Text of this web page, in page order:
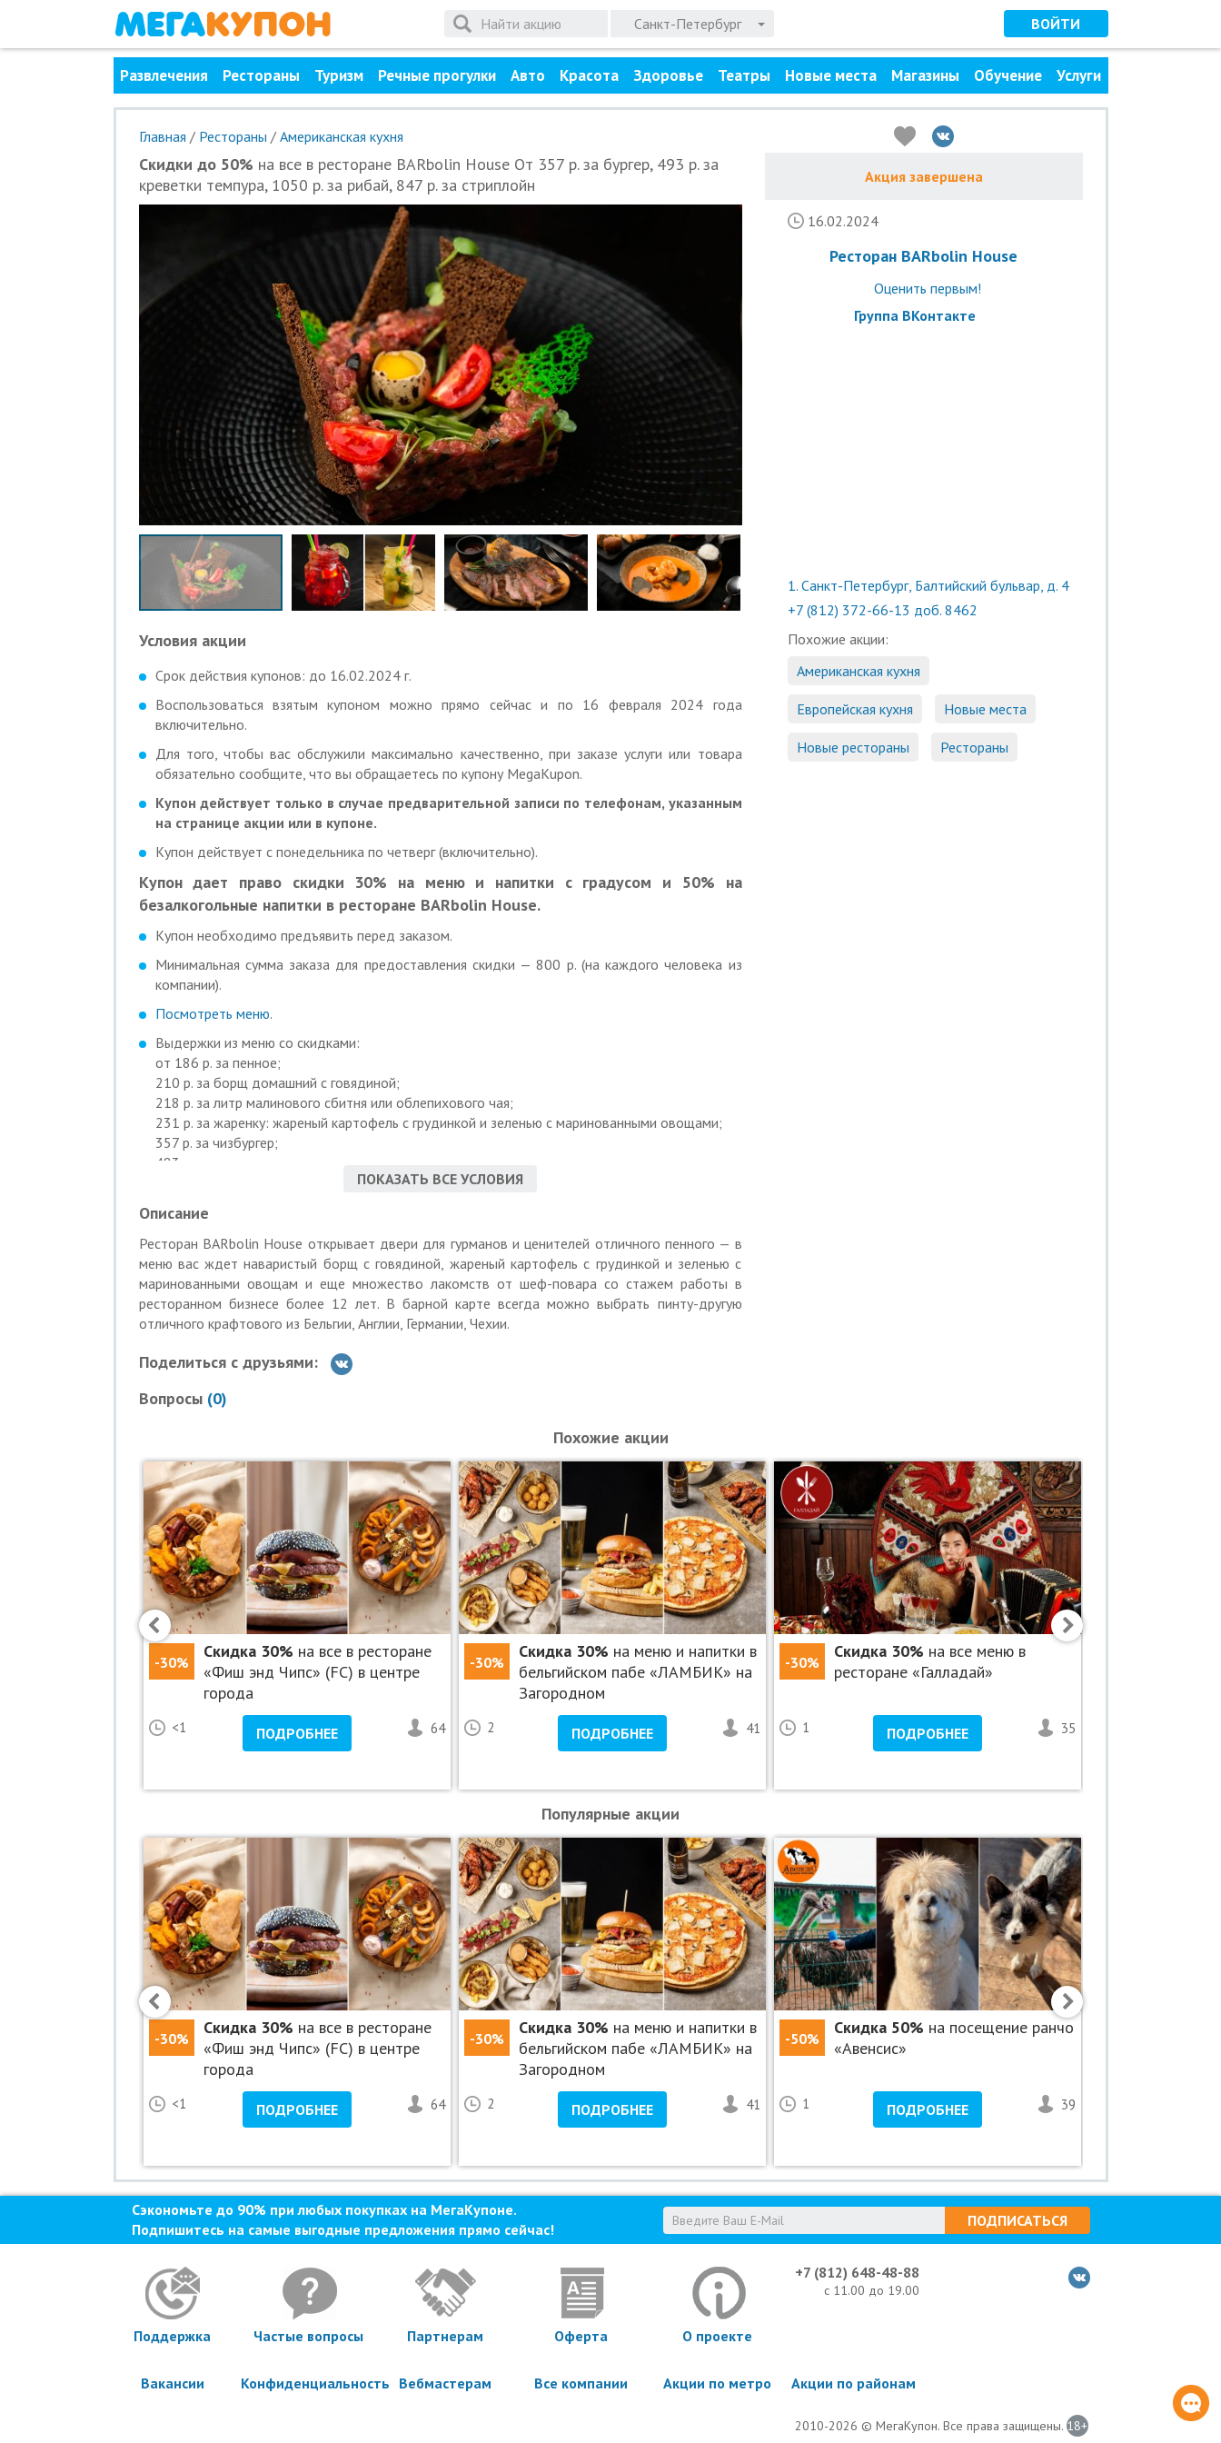
Санкт-Петербург ВОЙТИ
Развлечения Рестораны Туризм Речные прогулки Авто Красота Здоровье Театры Новые места Магазины Обучение Услуги
Главная / Рестораны / Американская кухня
Скидки до 50% на все в ресторане BARbolin House От 357 р. за бургер, 493 р. за
креветки темпура, 1050 р. за рибай, 847 р. за стриплойн
Условия акции
Срок действия купонов: до 16.02.2024 г.
Воспользоваться взятым купоном можно прямо сейчас и по 16 февраля 2024 года
включительно.
Для того, чтобы вас обслужили максимально качественно, при заказе услуги или товара
обязательно сообщите, что вы обращаетесь по купону MegaKupon.
Купон действует только в случае предварительной записи по телефонам, указанным
на странице акции или в купоне.
Купон действует с понедельника по четверг (включительно).
Купон дает право скидки 30% на меню и напитки с градусом и 50% на
безалкогольные напитки в ресторане BARbolin House.
Купон необходимо предъявить перед заказом.
Минимальная сумма заказа для предоставления скидки — 800 р. (на каждого человека из
компании).
Посмотреть меню.
Выдержки из меню со скидками:
от 186 р. за пенное;
210 р. за борщ домашний с говядиной;
218 р. за литр малинового сбитня или облепихового чая;
231 р. за жаренку: жареный картофель с грудинкой и зеленью с маринованными овощами;
357 р. за чизбургер;
483 р. за пивную тарелку.
Действие купона распространяется на одного человека.
Вы можете взять не более 10 купонов по данной акции.
Скидка по купону не суммируется с другими скидками и спецпредложениями.
Для получения скидки необходимо предъявить неиспользованный ранее купон с уникальным
номером на экране телефона или в распечатанном виде.
Время работы: пн-чт: с 11:00 до 00:00, пт-сб: с 11:00 до 02:00, вс: с 11:00 до 00:00.
Услуги (товары) предоставляются ИП Барболин Андрей Евгеньевич, ОГРНИП
319784700008628
ПОКАЗАТЬ ВСЕ УСЛОВИЯ
Описание
Ресторан BARbolin House открывает двери для гурманов и ценителей отличного пенного — в
меню вас ждет наваристый борщ с говядиной, жареный картофель с грудинкой и зеленью с
маринованными овощам и еще множество лакомств от шеф-повара со стажем работы в
ресторанном бизнесе более 12 лет. В барной карте всегда можно выбрать пинту-другую
отличного крафтового из Бельгии, Англии, Германии, Чехии.
Поделиться с друзьями:
Вопросы (0)
Акция завершена
16.02.2024
Ресторан BARbolin House
Оценить первым!
Группа ВКонтакте
1. Санкт-Петербург, Балтийский бульвар, д. 4
+7 (812) 372-66-13 доб. 8462
Похожие акции:
Американская кухня
Европейская кухня Новые места
Новые рестораны Рестораны
Похожие акции
-30%
Скидка 30% на все в ресторане
«Фиш энд Чипс» (FC) в центре
города
<1 ПОДРОБНЕЕ 64
-30%
Скидка 30% на меню и напитки в
бельгийском пабе «ЛАМБИК» на
Загородном
2 ПОДРОБНЕЕ 41
-30%
Скидка 30% на все меню в
ресторане «Галладай»
1 ПОДРОБНЕЕ 35
Популярные акции
-30%
Скидка 30% на все в ресторане
«Фиш энд Чипс» (FC) в центре
города
<1 ПОДРОБНЕЕ 64
-30%
Скидка 30% на меню и напитки в
бельгийском пабе «ЛАМБИК» на
Загородном
2 ПОДРОБНЕЕ 41
-50%
Скидка 50% на посещение ранчо
«Авенсис»
1 ПОДРОБНЕЕ 39
Сэкономьте до 90% при любых покупках на МегаКупоне.
Подпишитесь на самые выгодные предложения прямо сейчас!
ПОДПИСАТЬСЯ
+7 (812) 648-48-88
с 11.00 до 19.00
Поддержка Частые вопросы Партнерам Оферта О проекте
Вакансии Конфиденциальность Вебмастерам Все компании Акции по метро Акции по районам
2010-2026 © МегаКупон. Все права защищены. 18+